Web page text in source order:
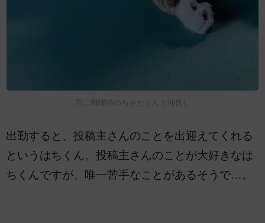
同じ職場猫のちゃたくんと仲良し
出勤すると、投稿主さんのことを出迎えてくれる
というはちくん。投稿主さんのことが大好きなは
ちくんですが、唯一苦手なことがあるそうで…。